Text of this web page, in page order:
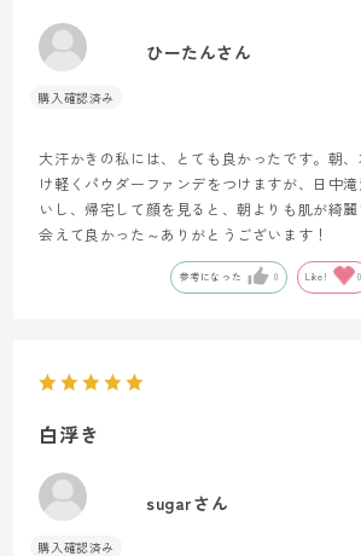
ひーたんさん
大汗かきの私には、とても良かったです。朝
け軽くパウダーファンデをつけますが、日中
いし、帰宅して顔を見ると、朝よりも肌が綺
会えて良かった～ありがとうございます！
参考になった 0 Like! 0
白浮き
sugarさん